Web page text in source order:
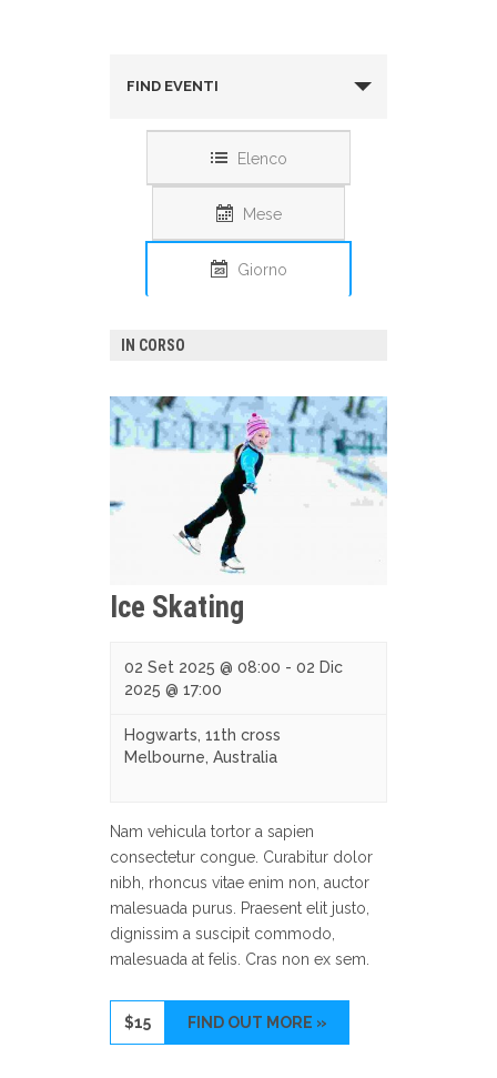
FIND EVENTI
Elenco
Mese
Giorno
IN CORSO
Ice Skating
02 Set 2025 @ 08:00 - 02 Dic
2025 @ 17:00
Hogwarts, 11th cross
Melbourne, Australia
Nam vehicula tortor a sapien
consectetur congue. Curabitur dolor
nibh, rhoncus vitae enim non, auctor
malesuada purus. Praesent elit justo,
dignissim a suscipit commodo,
malesuada at felis. Cras non ex sem.
$15 FIND OUT MORE »